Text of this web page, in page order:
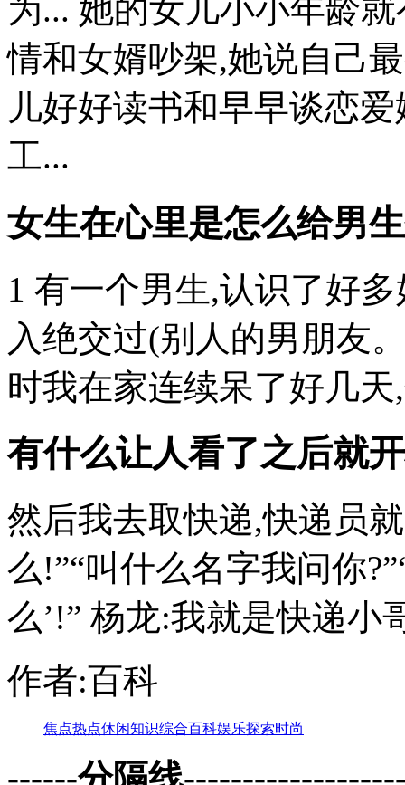
为... 她的女儿小小年龄
情和女婿吵架,她说自己
儿好好读书和早早谈恋
工...
女生在心里是怎么给男
1 有一个男生,认识了好
入绝交过(别人的男朋友
时我在家连续呆了好几
有什么让人看了之后就
然后我去取快递,快递员
么!”“叫什么名字我问你
么’!” 杨龙:我就是快递小
作者:百科
焦点热点休闲知识综合百科娱乐探索时尚